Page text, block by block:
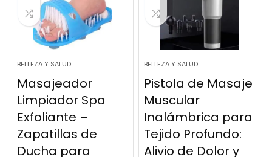
BELLEZA Y SALUD
Masajeador
Limpiador Spa
Exfoliante –
Zapatillas de
Ducha para
BELLEZA Y SALUD
Pistola de Masaje
Muscular
Inalámbrica para
Tejido Profundo:
Alivio de Dolor y